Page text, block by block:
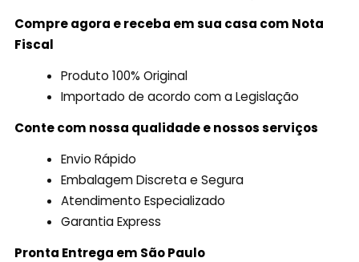
Compre agora e receba em sua casa com Nota
Fiscal
Produto 100% Original
Importado de acordo com a Legislação
Conte com nossa qualidade e nossos serviços
Envio Rápido
Embalagem Discreta e Segura
Atendimento Especializado
Garantia Express
Pronta Entrega em São Paulo